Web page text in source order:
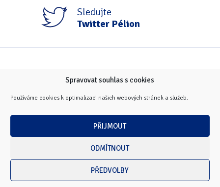
Spravovat souhlas s cookies
Používáme cookies k optimalizaci našich webových stránek a služeb.
PŘIJMOUT
ODMÍTNOUT
PŘEDVOLBY
Sledujte
Twitter Pélion